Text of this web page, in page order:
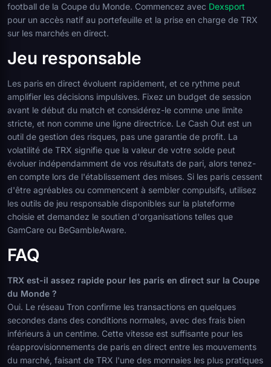
football de la Coupe du Monde. Commencez avec Dexsport
pour un accès natif au portefeuille et la prise en charge de TRX
sur les marchés en direct.
Jeu responsable
Les paris en direct évoluent rapidement, et ce rythme peut
amplifier les décisions impulsives. Fixez un budget de session
avant le début du match et considérez-le comme une limite
stricte, et non comme une ligne directrice. Le Cash Out est un
outil de gestion des risques, pas une garantie de profit. La
volatilité de TRX signifie que la valeur de votre solde peut
évoluer indépendamment de vos résultats de pari, alors tenez-
en compte lors de l'établissement des mises. Si les paris cessent
d'être agréables ou commencent à sembler compulsifs, utilisez
les outils de jeu responsable disponibles sur la plateforme
choisie et demandez le soutien d'organisations telles que
GamCare ou BeGambleAware.
FAQ
TRX est-il assez rapide pour les paris en direct sur la Coupe
du Monde ?
Oui. Le réseau Tron confirme les transactions en quelques
secondes dans des conditions normales, avec des frais bien
inférieurs à un centime. Cette vitesse est suffisante pour les
réapprovisionnements de paris en direct entre les mouvements
du marché, faisant de TRX l'une des monnaies les plus pratiques